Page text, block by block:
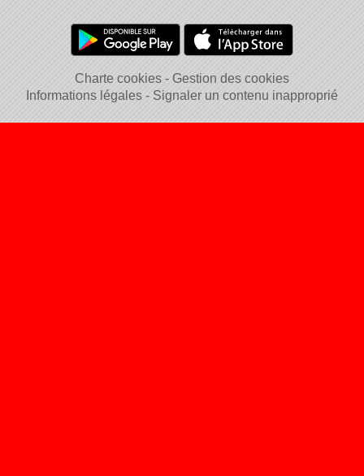
Charte cookies
Gestion des cookies
Informations légales
Signaler un contenu inapproprié